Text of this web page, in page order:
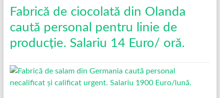
Fabrică de ciocolată din Olanda
caută personal pentru linie de
producție. Salariu 14 Euro/ oră.